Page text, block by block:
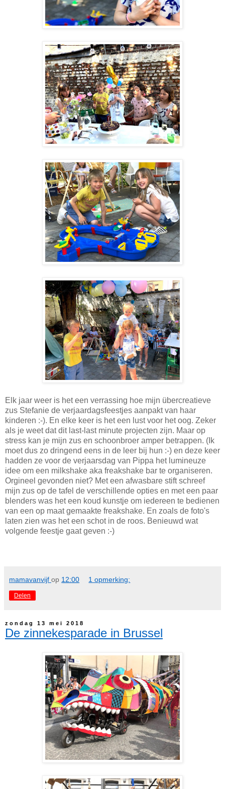
Elk jaar weer is het een verrassing hoe mijn übercreatieve
zus Stefanie de verjaardagsfeestjes aanpakt van haar
kinderen :-). En elke keer is het een lust voor het oog. Zeker
als je weet dat dit last-last minute projecten zijn. Maar op
stress kan je mijn zus en schoonbroer amper betrappen. (Ik
moet dus zo dringend eens in de leer bij hun :-) en deze keer
hadden ze voor de verjaarsdag van Pippa het lumineuze
idee om een milkshake aka freakshake bar te organiseren.
Orgineel gevonden niet? Met een afwasbare stift schreef
mijn zus op de tafel de verschillende opties en met een paar
blenders was het een koud kunstje om iedereen te bedienen
van een op maat gemaakte freakshake. En zoals de foto's
laten zien was het een schot in de roos. Benieuwd wat
volgende feestje gaat geven :-)
mamavanvijf op 12:00 1 opmerking:
Delen
zondag 13 mei 2018
De zinnekesparade in Brussel